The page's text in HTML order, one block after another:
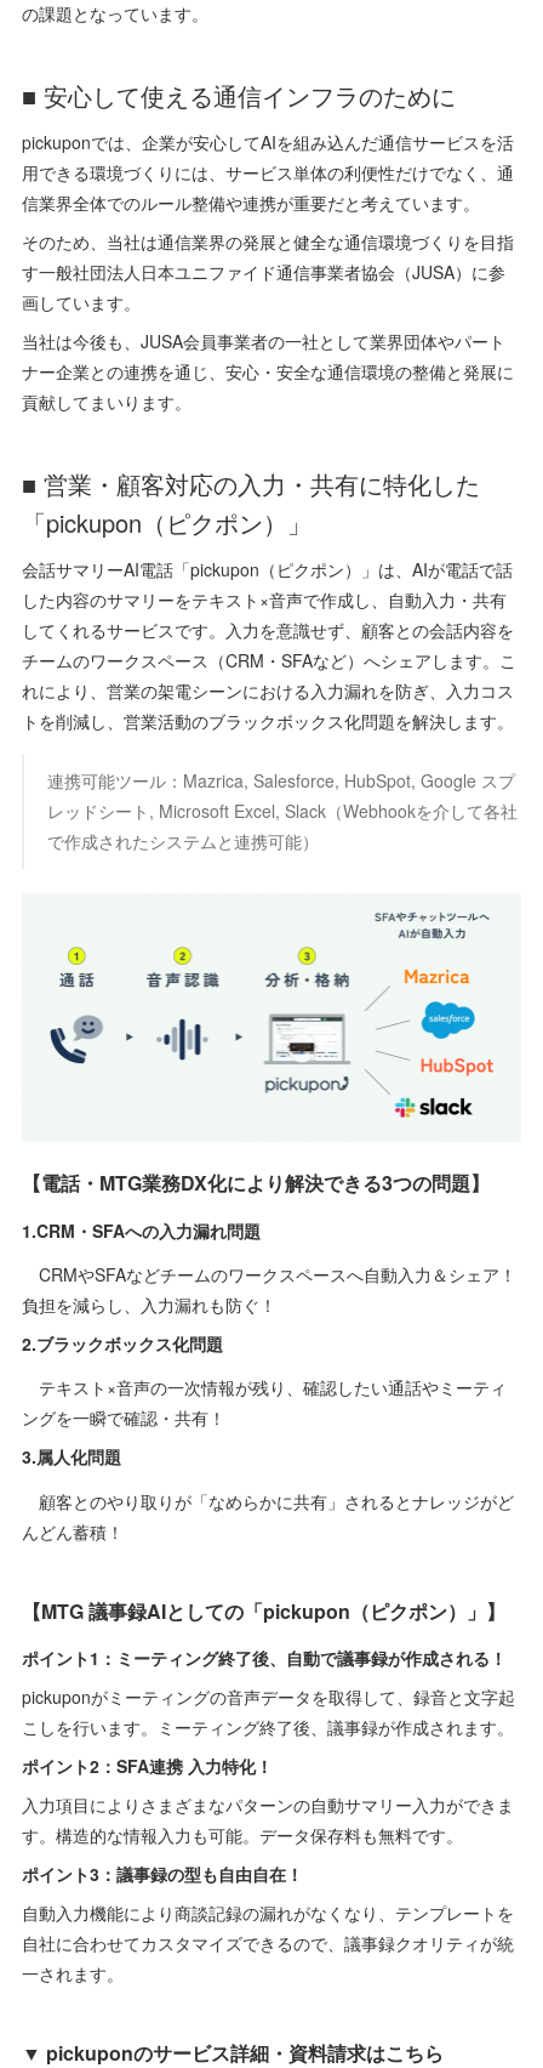
の課題となっています。
■ 安心して使える通信インフラのために
pickuponでは、企業が安心してAIを組み込んだ通信サービスを活
用できる環境づくりには、サービス単体の利便性だけでなく、通
信業界全体でのルール整備や連携が重要だと考えています。
そのため、当社は通信業界の発展と健全な通信環境づくりを目指
す一般社団法人日本ユニファイド通信事業者協会（JUSA）に参
画しています。
当社は今後も、JUSA会員事業者の一社として業界団体やパート
ナー企業との連携を通じ、安心・安全な通信環境の整備と発展に
貢献してまいります。
■ 営業・顧客対応の入力・共有に特化した
「pickupon（ピクポン）」
会話サマリーAI電話「pickupon（ピクポン）」は、AIが電話で話
した内容のサマリーをテキスト×音声で作成し、自動入力・共有
してくれるサービスです。入力を意識せず、顧客との会話内容を
チームのワークスペース（CRM・SFAなど）へシェアします。こ
れにより、営業の架電シーンにおける入力漏れを防ぎ、入力コス
トを削減し、営業活動のブラックボックス化問題を解決します。
連携可能ツール：Mazrica, Salesforce, HubSpot, Google スプ
レッドシート, Microsoft Excel, Slack（Webhookを介して各社
で作成されたシステムと連携可能）
【電話・MTG業務DX化により解決できる3つの問題】
1.CRM・SFAへの入力漏れ問題
CRMやSFAなどチームのワークスペースへ自動入力＆シェア！
負担を減らし、入力漏れも防ぐ！
2.ブラックボックス化問題
テキスト×音声の一次情報が残り、確認したい通話やミーティ
ングを一瞬で確認・共有！
3.属人化問題
顧客とのやり取りが「なめらかに共有」されるとナレッジがど
んどん蓄積！
【MTG 議事録AIとしての「pickupon（ピクポン）」】
ポイント1：ミーティング終了後、自動で議事録が作成される！
pickuponがミーティングの音声データを取得して、録音と文字起
こしを行います。ミーティング終了後、議事録が作成されます。
ポイント2：SFA連携 入力特化！
入力項目によりさまざまなパターンの自動サマリー入力ができま
す。構造的な情報入力も可能。データ保存料も無料です。
ポイント3：議事録の型も自由自在！
自動入力機能により商談記録の漏れがなくなり、テンプレートを
自社に合わせてカスタマイズできるので、議事録クオリティが統
一されます。
▼ pickuponのサービス詳細・資料請求はこちら